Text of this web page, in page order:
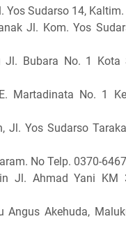
Sudarso 14,
Jl. Kom. Yos
Bubara No. 1 Kota
Martadinata No. 1
Jl. Yos Sudarso
No Telp. 0370-
Jl. Ahmad Yani KM
Akehuda,